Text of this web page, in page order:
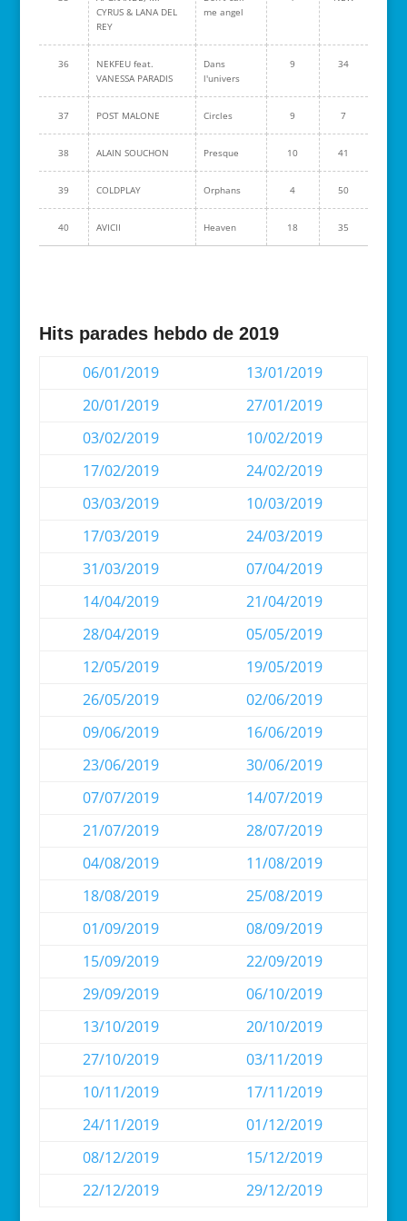
CYRUS & LANA DEL
REY
me angel
36
NEKFEU feat.
VANESSA PARADIS
Dans
l'univers
9 34
37 POST MALONE Circles 9 7
38 ALAIN SOUCHON Presque 10 41
39 COLDPLAY Orphans 4 50
40 AVICII Heaven 18 35
Hits parades hebdo de 2019
06/01/2019
13/01/2019
20/01/2019
27/01/2019
03/02/2019
10/02/2019
17/02/2019
24/02/2019
03/03/2019
10/03/2019
17/03/2019
24/03/2019
31/03/2019
07/04/2019
14/04/2019
21/04/2019
28/04/2019
05/05/2019
12/05/2019
19/05/2019
26/05/2019
02/06/2019
09/06/2019
16/06/2019
23/06/2019
30/06/2019
07/07/2019
14/07/2019
21/07/2019
28/07/2019
04/08/2019
11/08/2019
18/08/2019
25/08/2019
01/09/2019
08/09/2019
15/09/2019
22/09/2019
29/09/2019
06/10/2019
13/10/2019
20/10/2019
27/10/2019
03/11/2019
10/11/2019
17/11/2019
24/11/2019
01/12/2019
08/12/2019
15/12/2019
22/12/2019
29/12/2019